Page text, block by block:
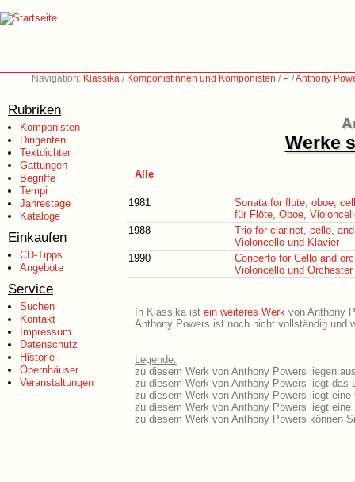
Navigation: Klassika / Komponistinnen und Komponisten / P /Anthony
Rubriken
Komponisten
Dirigenten
Textdichter
Gattungen
Begriffe
Tempi
Jahrestage
Kataloge
Einkaufen
CD-Tipps
Angebote
Service
Suchen
Kontakt
Impressum
Datenschutz
Historie
Opernhäuser
Veranstaltungen
Werke
Alle
1981
Sonata for flute, oboe,
für Flöte, Oboe,
1988
Trio for clarinet, cello,
Violoncello und Klavier
1990
Concerto for Cello and
Violoncello und Orchester
In Klassika ist ein weiteres Werk von Anthony
Anthony Powers ist noch nicht vollständig und
Legende:
zu diesem Werk von Anthony Powers liegen
zu diesem Werk von Anthony Powers liegt das
zu diesem Werk von Anthony Powers liegt eine
zu diesem Werk von Anthony Powers liegt eine
zu diesem Werk von Anthony Powers können